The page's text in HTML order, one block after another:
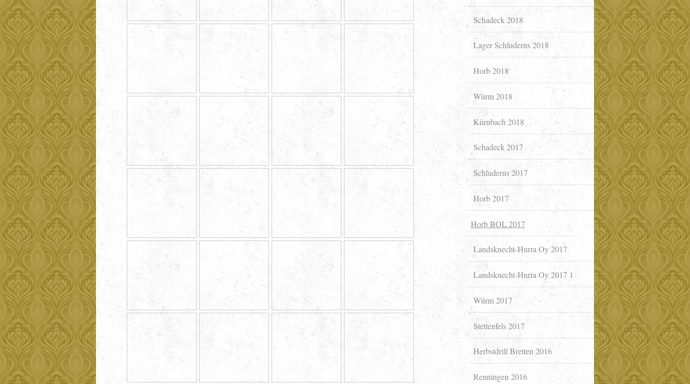
Schadeck 2018
Lager Schluderns 2018
Horb 2018
Würm 2018
Kürnbach 2018
Schadeck 2017
Schluderns 2017
Horb 2017
Horb BOL 2017
Landsknecht-Hurra Oy 2017
Landsknecht-Hurra Oy 2017 1
Würm 2017
Stettenfels 2017
Herbstdrill Bretten 2016
Renningen 2016